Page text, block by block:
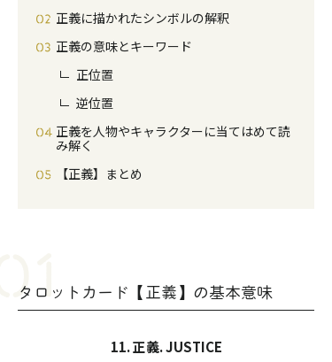
正義に描かれたシンボルの解釈
正義の意味とキーワード
正位置
逆位置
正義を人物やキャラクターに当てはめて読
み解く
【正義】まとめ
タロットカード【正義】の基本意味
11. 正義. JUSTICE